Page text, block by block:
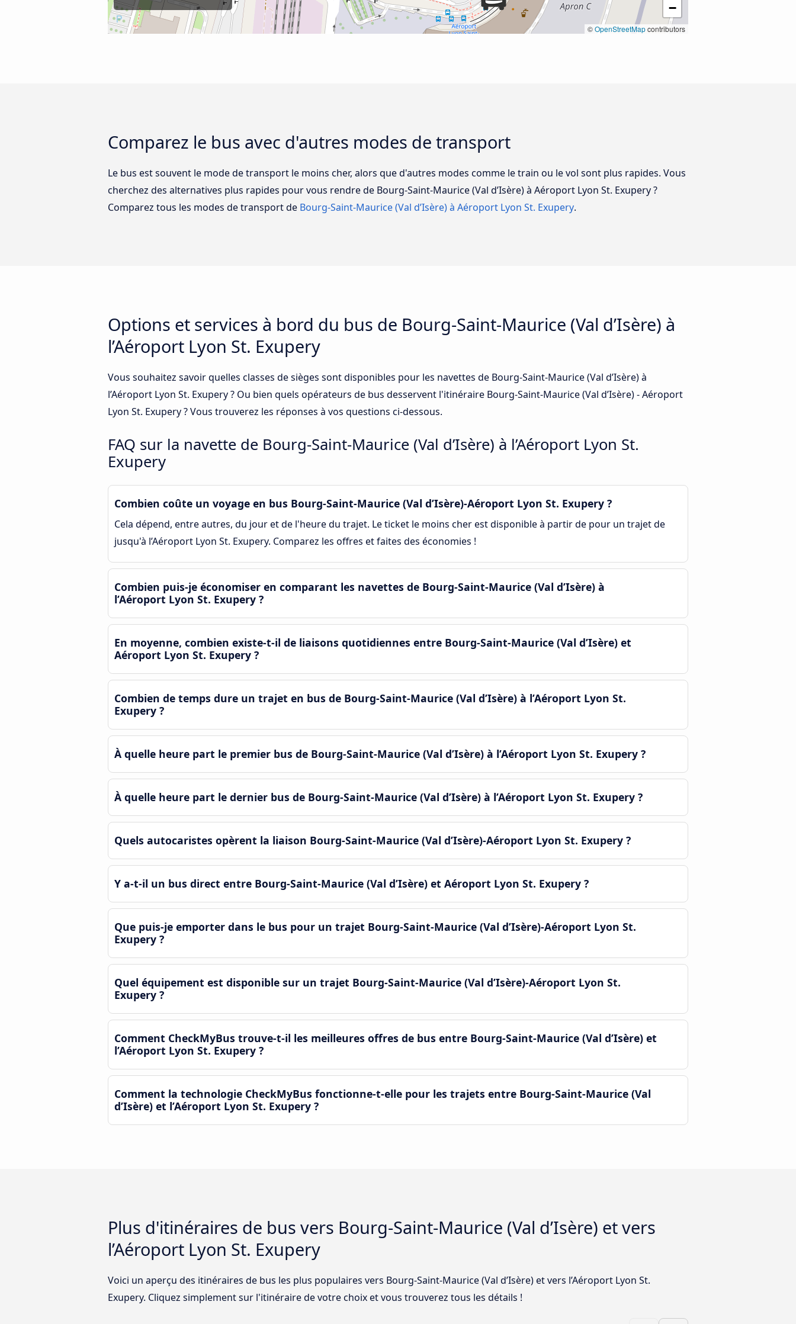
−
©OpenStreetMapcontributors
Comparez le bus avec d'autres modes de transport
Le bus est souvent le mode de transport le moins cher, alors que d'autres modes comme le train ou le vol sont plus rapides. Vous
cherchez des alternatives plus rapides pour vous rendre de Bourg-Saint-Maurice (Val d’Isère) à Aéroport Lyon St. Exupery ?
Comparez tous les modes de transport de Bourg-Saint-Maurice (Val d’Isère) à Aéroport Lyon St. Exupery.
Options et services à bord du bus de Bourg-Saint-Maurice (Val d’Isère) à
l’Aéroport Lyon St. Exupery
Vous souhaitez savoir quelles classes de sièges sont disponibles pour les navettes de Bourg-Saint-Maurice (Val d’Isère) à
l’Aéroport Lyon St. Exupery ? Ou bien quels opérateurs de bus desservent l'itinéraire Bourg-Saint-Maurice (Val d’Isère) - Aéroport
Lyon St. Exupery ? Vous trouverez les réponses à vos questions ci-dessous.
FAQ sur la navette de Bourg-Saint-Maurice (Val d’Isère) à l’Aéroport Lyon St.
Exupery
Combien coûte un voyage en bus Bourg-Saint-Maurice (Val d’Isère)-Aéroport Lyon St. Exupery ?
Cela dépend, entre autres, du jour et de l'heure du trajet. Le ticket le moins cher est disponible à partir de pour un trajet de
jusqu'à l’Aéroport Lyon St. Exupery. Comparez les offres et faites des économies !
Combien puis-je économiser en comparant les navettes de Bourg-Saint-Maurice (Val d’Isère) à
l’Aéroport Lyon St. Exupery ?
En moyenne, combien existe-t-il de liaisons quotidiennes entre Bourg-Saint-Maurice (Val d’Isère) et
Aéroport Lyon St. Exupery ?
Combien de temps dure un trajet en bus de Bourg-Saint-Maurice (Val d’Isère) à l’Aéroport Lyon St.
Exupery ?
À quelle heure part le premier bus de Bourg-Saint-Maurice (Val d’Isère) à l’Aéroport Lyon St. Exupery ?
À quelle heure part le dernier bus de Bourg-Saint-Maurice (Val d’Isère) à l’Aéroport Lyon St. Exupery ?
Quels autocaristes opèrent la liaison Bourg-Saint-Maurice (Val d’Isère)-Aéroport Lyon St. Exupery ?
Y a-t-il un bus direct entre Bourg-Saint-Maurice (Val d’Isère) et Aéroport Lyon St. Exupery ?
Que puis-je emporter dans le bus pour un trajet Bourg-Saint-Maurice (Val d’Isère)-Aéroport Lyon St.
Exupery ?
Quel équipement est disponible sur un trajet Bourg-Saint-Maurice (Val d’Isère)-Aéroport Lyon St.
Exupery ?
Comment CheckMyBus trouve-t-il les meilleures offres de bus entre Bourg-Saint-Maurice (Val d’Isère) et
l’Aéroport Lyon St. Exupery ?
Comment la technologie CheckMyBus fonctionne-t-elle pour les trajets entre Bourg-Saint-Maurice (Val
d’Isère) et l’Aéroport Lyon St. Exupery ?
Plus d'itinéraires de bus vers Bourg-Saint-Maurice (Val d’Isère) et vers
l’Aéroport Lyon St. Exupery
Voici un aperçu des itinéraires de bus les plus populaires vers Bourg-Saint-Maurice (Val d’Isère) et vers l’Aéroport Lyon St.
Exupery. Cliquez simplement sur l'itinéraire de votre choix et vous trouverez tous les détails !